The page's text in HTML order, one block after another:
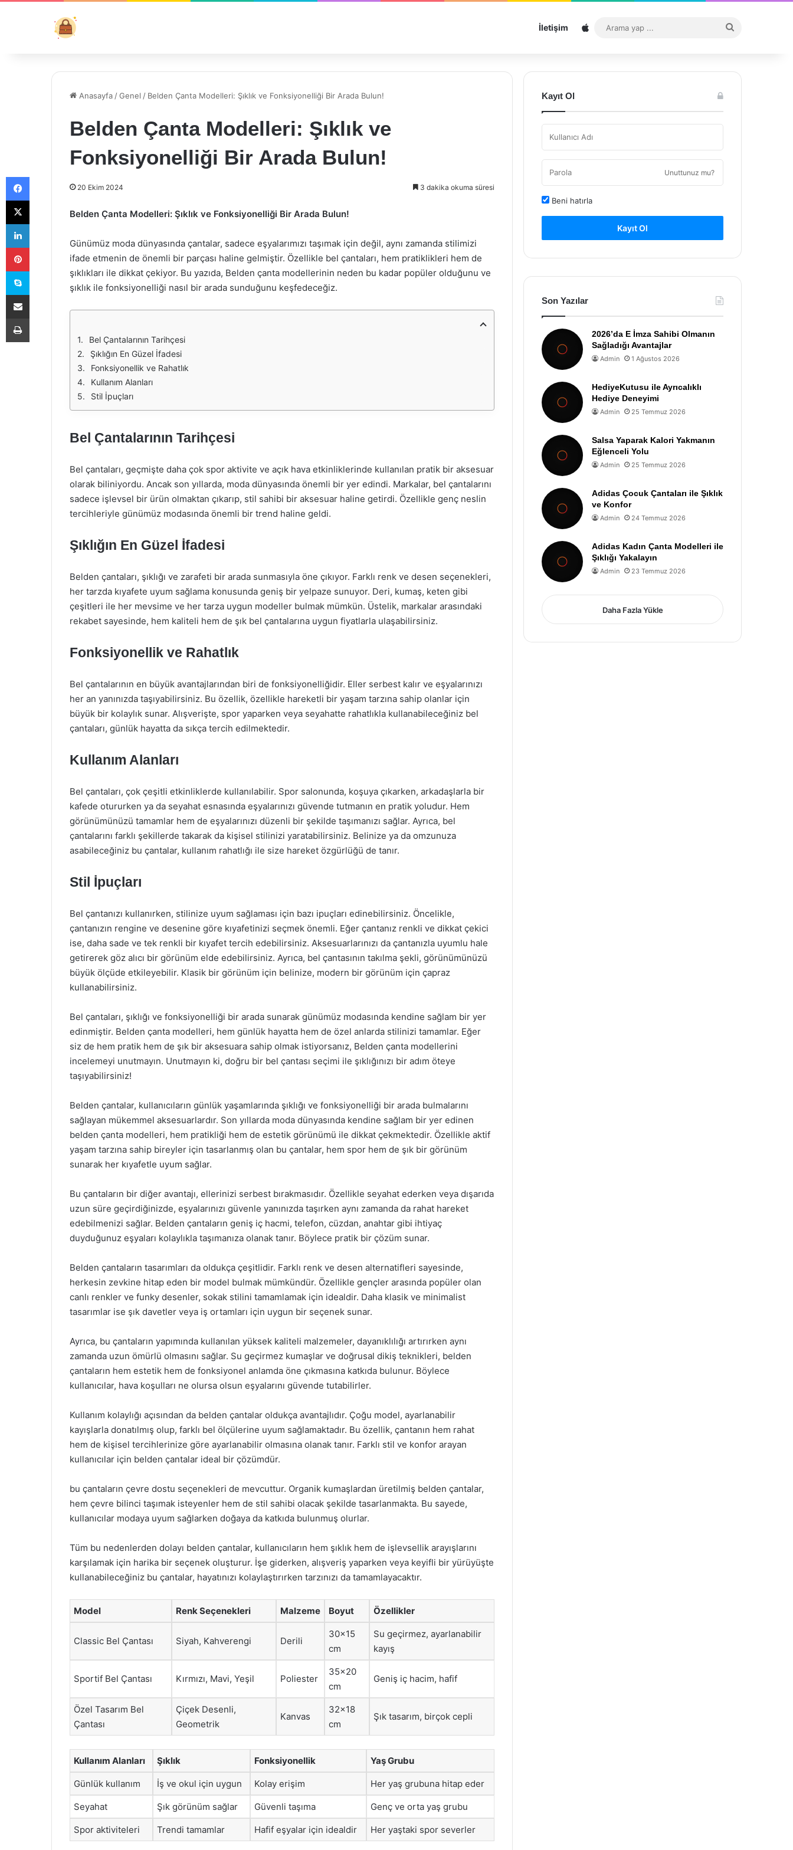
İletişim Sitemap
...
Anasayfa /Genel / Belden Çanta Modelleri: Şıklık ve Fonksiyonelliği Bir Arada Bulun!
Belden Çanta Modelleri: Şıklık ve
Fonksiyonelliği Bir Arada Bulun!
20 Ekim 2024 3 dakika okuma süresi
Belden Çanta Modelleri: Şıklık ve Fonksiyonelliği Bir Arada Bulun!
Günümüz moda dünyasında çantalar, sadece eşyalarımızı taşımak için değil, aynı zamanda stilimizi
ifade etmenin de önemli bir parçası haline gelmiştir. Özellikle bel çantaları, hem pratiklikleri hem de
şıklıkları ile dikkat çekiyor. Bu yazıda, Belden çanta modellerinin neden bu kadar popüler olduğunu ve
şıklık ile fonksiyonelliği nasıl bir arada sunduğunu keşfedeceğiz.
Bel Çantalarının Tarihçesi
Şıklığın En Güzel İfadesi
Fonksiyonellik ve Rahatlık
Kullanım Alanları
Stil İpuçları
Bel Çantalarının Tarihçesi
Bel çantaları, geçmişte daha çok spor aktivite ve açık hava etkinliklerinde kullanılan pratik bir aksesuar
olarak biliniyordu. Ancak son yıllarda, moda dünyasında önemli bir yer edindi. Markalar, bel çantalarını
sadece işlevsel bir ürün olmaktan çıkarıp, stil sahibi bir aksesuar haline getirdi. Özellikle genç neslin
tercihleriyle günümüz modasında önemli bir trend haline geldi.
Şıklığın En Güzel İfadesi
Belden çantaları, şıklığı ve zarafeti bir arada sunmasıyla öne çıkıyor. Farklı renk ve desen seçenekleri,
her tarzda kıyafete uyum sağlama konusunda geniş bir yelpaze sunuyor. Deri, kumaş, keten gibi
çeşitleri ile her mevsime ve her tarza uygun modeller bulmak mümkün. Üstelik, markalar arasındaki
rekabet sayesinde, hem kaliteli hem de şık bel çantalarına uygun fiyatlarla ulaşabilirsiniz.
Fonksiyonellik ve Rahatlık
Bel çantalarının en büyük avantajlarından biri de fonksiyonelliğidir. Eller serbest kalır ve eşyalarınızı
her an yanınızda taşıyabilirsiniz. Bu özellik, özellikle hareketli bir yaşam tarzına sahip olanlar için
büyük bir kolaylık sunar. Alışverişte, spor yaparken veya seyahatte rahatlıkla kullanabileceğiniz bel
çantaları, günlük hayatta da sıkça tercih edilmektedir.
Kullanım Alanları
Bel çantaları, çok çeşitli etkinliklerde kullanılabilir. Spor salonunda, koşuya çıkarken, arkadaşlarla bir
kafede otururken ya da seyahat esnasında eşyalarınızı güvende tutmanın en pratik yoludur. Hem
görünümünüzü tamamlar hem de eşyalarınızı düzenli bir şekilde taşımanızı sağlar. Ayrıca, bel
çantalarını farklı şekillerde takarak da kişisel stilinizi yaratabilirsiniz. Belinize ya da omzunuza
asabileceğiniz bu çantalar, kullanım rahatlığı ile size hareket özgürlüğü de tanır.
Stil İpuçları
Bel çantanızı kullanırken, stilinize uyum sağlaması için bazı ipuçları edinebilirsiniz. Öncelikle,
çantanızın rengine ve desenine göre kıyafetinizi seçmek önemli. Eğer çantanız renkli ve dikkat çekici
ise, daha sade ve tek renkli bir kıyafet tercih edebilirsiniz. Aksesuarlarınızı da çantanızla uyumlu hale
getirerek göz alıcı bir görünüm elde edebilirsiniz. Ayrıca, bel çantasının takılma şekli, görünümünüzü
büyük ölçüde etkileyebilir. Klasik bir görünüm için belinize, modern bir görünüm için çapraz
kullanabilirsiniz.
Bel çantaları, şıklığı ve fonksiyonelliği bir arada sunarak günümüz modasında kendine sağlam bir yer
edinmiştir. Belden çanta modelleri, hem günlük hayatta hem de özel anlarda stilinizi tamamlar. Eğer
siz de hem pratik hem de şık bir aksesuara sahip olmak istiyorsanız, Belden çanta modellerini
incelemeyi unutmayın. Unutmayın ki, doğru bir bel çantası seçimi ile şıklığınızı bir adım öteye
taşıyabilirsiniz!
Belden çantalar, kullanıcıların günlük yaşamlarında şıklığı ve fonksiyonelliği bir arada bulmalarını
sağlayan mükemmel aksesuarlardır. Son yıllarda moda dünyasında kendine sağlam bir yer edinen
belden çanta modelleri, hem pratikliği hem de estetik görünümü ile dikkat çekmektedir. Özellikle aktif
yaşam tarzına sahip bireyler için tasarlanmış olan bu çantalar, hem spor hem de şık bir görünüm
sunarak her kıyafetle uyum sağlar.
Bu çantaların bir diğer avantajı, ellerinizi serbest bırakmasıdır. Özellikle seyahat ederken veya dışarıda
uzun süre geçirdiğinizde, eşyalarınızı güvenle yanınızda taşırken aynı zamanda da rahat hareket
edebilmenizi sağlar. Belden çantaların geniş iç hacmi, telefon, cüzdan, anahtar gibi ihtiyaç
duyduğunuz eşyaları kolaylıkla taşımanıza olanak tanır. Böylece pratik bir çözüm sunar.
Belden çantaların tasarımları da oldukça çeşitlidir. Farklı renk ve desen alternatifleri sayesinde,
herkesin zevkine hitap eden bir model bulmak mümkündür. Özellikle gençler arasında popüler olan
canlı renkler ve funky desenler, sokak stilini tamamlamak için idealdir. Daha klasik ve minimalist
tasarımlar ise şık davetler veya iş ortamları için uygun bir seçenek sunar.
Ayrıca, bu çantaların yapımında kullanılan yüksek kaliteli malzemeler, dayanıklılığı artırırken aynı
zamanda uzun ömürlü olmasını sağlar. Su geçirmez kumaşlar ve doğrusal dikiş teknikleri, belden
çantaların hem estetik hem de fonksiyonel anlamda öne çıkmasına katkıda bulunur. Böylece
kullanıcılar, hava koşulları ne olursa olsun eşyalarını güvende tutabilirler.
Kullanım kolaylığı açısından da belden çantalar oldukça avantajlıdır. Çoğu model, ayarlanabilir
kayışlarla donatılmış olup, farklı bel ölçülerine uyum sağlamaktadır. Bu özellik, çantanın hem rahat
hem de kişisel tercihlerinize göre ayarlanabilir olmasına olanak tanır. Farklı stil ve konfor arayan
kullanıcılar için belden çantalar ideal bir çözümdür.
bu çantaların çevre dostu seçenekleri de mevcuttur. Organik kumaşlardan üretilmiş belden çantalar,
hem çevre bilinci taşımak isteyenler hem de stil sahibi olacak şekilde tasarlanmakta. Bu sayede,
kullanıcılar modaya uyum sağlarken doğaya da katkıda bulunmuş olurlar.
Tüm bu nedenlerden dolayı belden çantalar, kullanıcıların hem şıklık hem de işlevsellik arayışlarını
karşılamak için harika bir seçenek oluşturur. İşe giderken, alışveriş yaparken veya keyifli bir yürüyüşte
kullanabileceğiniz bu çantalar, hayatınızı kolaylaştırırken tarzınızı da tamamlayacaktır.
Model Renk Seçenekleri Malzeme Boyut Özellikler
Classic Bel Çantası Siyah, Kahverengi Derili
30×15
cm
Su geçirmez, ayarlanabilir
kayış
Sportif Bel Çantası Kırmızı, Mavi, Yeşil Poliester
35×20
cm
Geniş iç hacim, hafif
Özel Tasarım Bel
Çantası
Çiçek Desenli,
Geometrik
Kanvas
32×18
cm
Şık tasarım, birçok cepli
Kullanım Alanları Şıklık Fonksiyonellik Yaş Grubu
Günlük kullanım İş ve okul için uygun Kolay erişim Her yaş grubuna hitap eder
Seyahat Şık görünüm sağlar Güvenli taşıma Genç ve orta yaş grubu
Spor aktiviteleri Trendi tamamlar Hafif eşyalar için idealdir Her yaştaki spor severler
Kayıt Ol
Unuttunuz mu?
Beni hatırla
Kayıt Ol
Son Yazılar
2026’da E İmza Sahibi Olmanın
Sağladığı Avantajlar
Admin 1 Ağustos 2026
HediyeKutusu ile Ayrıcalıklı
Hediye Deneyimi
Admin 25 Temmuz 2026
Salsa Yaparak Kalori Yakmanın
Eğlenceli Yolu
Admin 25 Temmuz 2026
Adidas Çocuk Çantaları ile Şıklık
ve Konfor
Admin 24 Temmuz 2026
Adidas Kadın Çanta Modelleri ile
Şıklığı Yakalayın
Admin 23 Temmuz 2026
Daha Fazla Yükle
Facebook
X
LinkedIn
Pinterest
Skype
E-Posta ile paylaş